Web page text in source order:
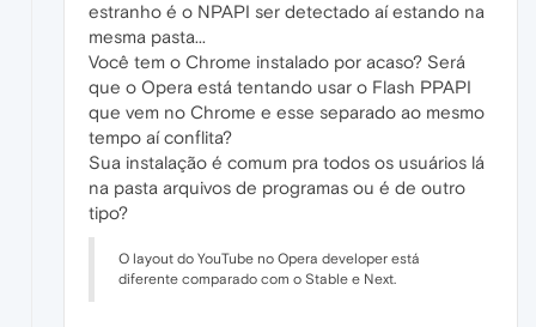
estranho é o NPAPI ser detectado aí estando na
mesma pasta...
Você tem o Chrome instalado por acaso? Será
que o Opera está tentando usar o Flash PPAPI
que vem no Chrome e esse separado ao mesmo
tempo aí conflita?
Sua instalação é comum pra todos os usuários lá
na pasta arquivos de programas ou é de outro
tipo?
O layout do YouTube no Opera developer está
diferente comparado com o Stable e Next.